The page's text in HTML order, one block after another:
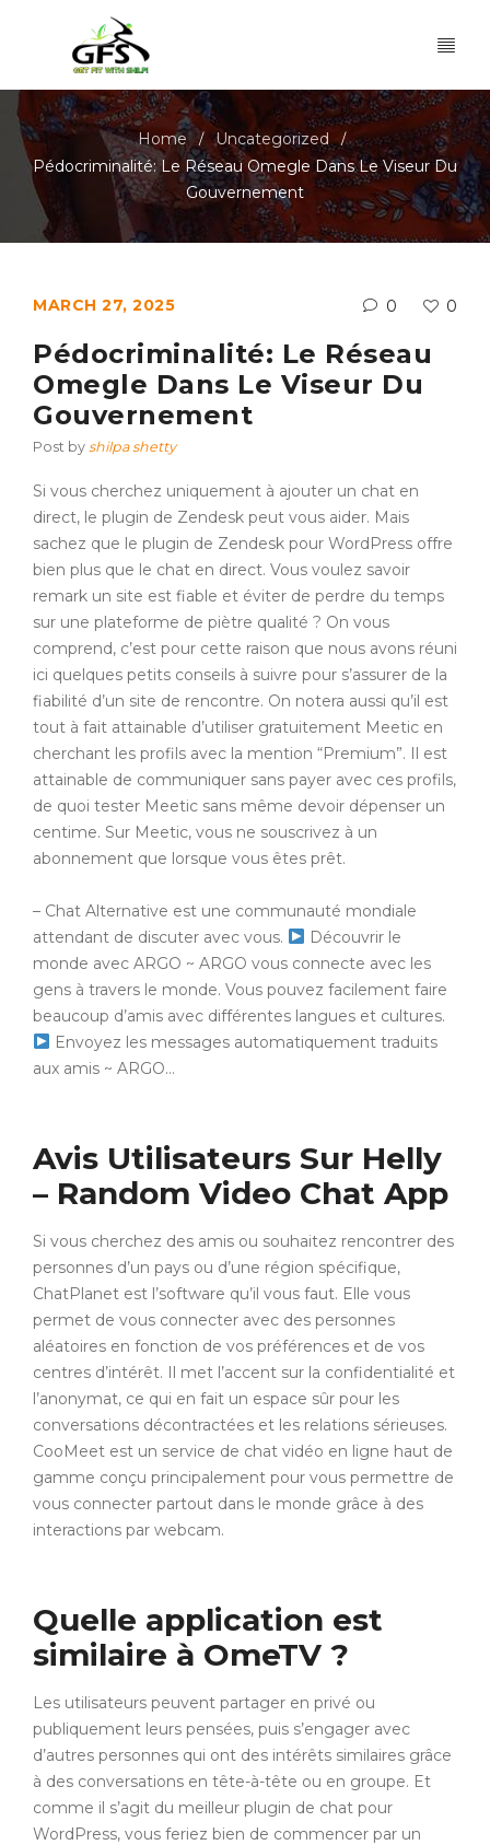
Home / Uncategorized /
Pédocriminalité: Le Réseau Omegle Dans Le Viseur Du
Gouvernement
MARCH 27, 2025 0 0
Pédocriminalité: Le Réseau
Omegle Dans Le Viseur Du
Gouvernement
Post by shilpa shetty
Si vous cherchez uniquement à ajouter un chat en
direct, le plugin de Zendesk peut vous aider. Mais
sachez que le plugin de Zendesk pour WordPress offre
bien plus que le chat en direct. Vous voulez savoir
remark un site est fiable et éviter de perdre du temps
sur une plateforme de piètre qualité ? On vous
comprend, c’est pour cette raison que nous avons réuni
ici quelques petits conseils à suivre pour s’assurer de la
fiabilité d’un site de rencontre. On notera aussi qu’il est
tout à fait attainable d’utiliser gratuitement Meetic en
cherchant les profils avec la mention “Premium”. Il est
attainable de communiquer sans payer avec ces profils,
de quoi tester Meetic sans même devoir dépenser un
centime. Sur Meetic, vous ne souscrivez à un
abonnement que lorsque vous êtes prêt.
– Chat Alternative est une communauté mondiale
attendant de discuter avec vous.
Découvrir le
monde avec ARGO ~ ARGO vous connecte avec les
gens à travers le monde. Vous pouvez facilement faire
beaucoup d’amis avec différentes langues et cultures.
Envoyez les messages automatiquement traduits
aux amis ~ ARGO…
Avis Utilisateurs Sur Helly
– Random Video Chat App
Si vous cherchez des amis ou souhaitez rencontrer des
personnes d’un pays ou d’une région spécifique,
ChatPlanet est l’software qu’il vous faut. Elle vous
permet de vous connecter avec des personnes
aléatoires en fonction de vos préférences et de vos
centres d’intérêt. Il met l’accent sur la confidentialité et
l’anonymat, ce qui en fait un espace sûr pour les
conversations décontractées et les relations sérieuses.
CooMeet est un service de chat vidéo en ligne haut de
gamme conçu principalement pour vous permettre de
vous connecter partout dans le monde grâce à des
interactions par webcam.
Quelle application est
similaire à OmeTV ?
Les utilisateurs peuvent partager en privé ou
publiquement leurs pensées, puis s’engager avec
d’autres personnes qui ont des intérêts similaires grâce
à des conversations en tête-à-tête ou en groupe. Et
comme il s’agit du meilleur plugin de chat pour
WordPress, vous feriez bien de commencer par un